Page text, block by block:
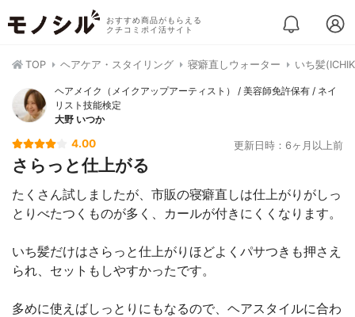
おすすめ商品がもらえる
クチコミポイ活サイト
TOP ヘアケア・スタイリング 寝癖直しウォーター いち髪
ヘアメイク（メイクアップアーティスト） / 美容師免許保有 / ネイ
リスト技能検定
大野 いつか
4.00 更新日時：6ヶ月以上前
さらっと仕上がる
たくさん試しましたが、市販の寝癖直しは仕上がりがしっ
とりべたつくものが多く、カールが付きにくくなります。
いち髪だけはさらっと仕上がりほどよくパサつきも押さえ
られ、セットもしやすかったです。
多めに使えばしっとりにもなるので、ヘアスタイルに合わ